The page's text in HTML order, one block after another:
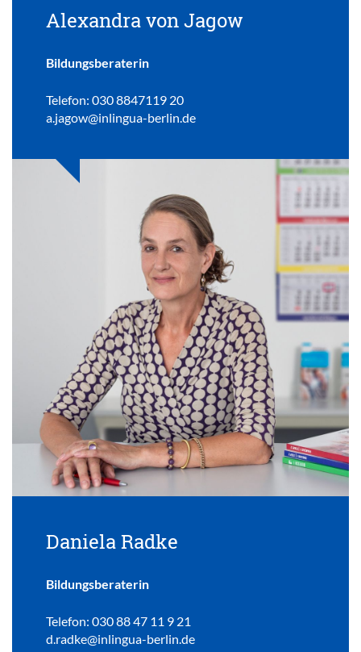
Alexandra von Jagow
Bildungsberaterin
Telefon: 030 8847119 20
a.jagow@inlingua-berlin.de
Daniela Radke
Bildungsberaterin
Telefon: 030 88 47 11 9 21
d.radke@inlingua-berlin.de